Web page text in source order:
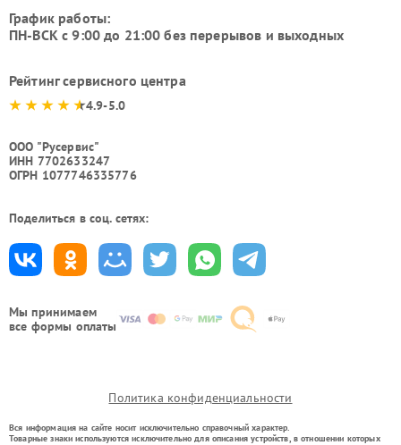
Мы принимаем
все формы оплаты
График работы:
ПН-ВСК с 9:00 до 21:00 без перерывов и выходных
Рейтинг сервисного центра
4.9-5.0
ООО "Русервис"
ИНН 7702633247
ОГРН 1077746335776
Поделиться в соц. сетях:
Политика конфиденциальности
Вся информация на сайте носит исключительно справочный характер.
Товарные знаки используются исключительно для описания устройств, в отношении которых